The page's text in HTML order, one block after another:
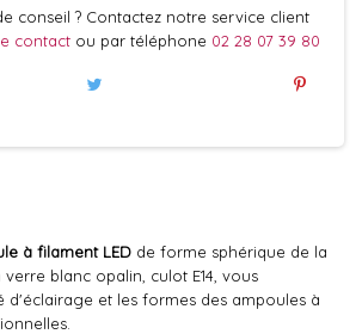
conseil ? Contactez notre service client
contact ou par téléphone 02 28 07 39 80
à filament LED de forme sphérique de la
blanc opalin, culot E14, vous
d'éclairage et les formes des ampoules à